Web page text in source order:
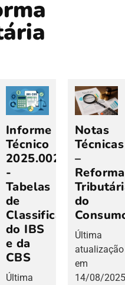
Informe
Técnico
2025.002
-
Tabelas
de
Classificação
do IBS
e da
CBS
Última
Notas
Técnicas
–
Reforma
do
Última
atualização
em
14/08/2025